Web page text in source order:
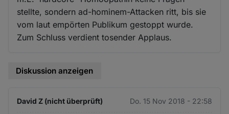
stellte, sondern ad-hominem-Attacken ritt, bis sie
vom laut empörten Publikum gestoppt wurde.
Zum Schluss verdient tosender Applaus.
Diskussion anzeigen
David Z (nicht überprüft) Do. 15 Nov 2018 - 22:58